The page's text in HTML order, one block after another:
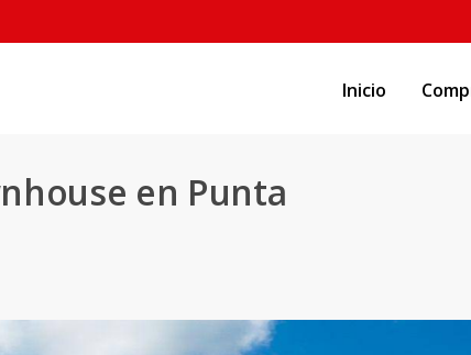
Inicio
en Punta